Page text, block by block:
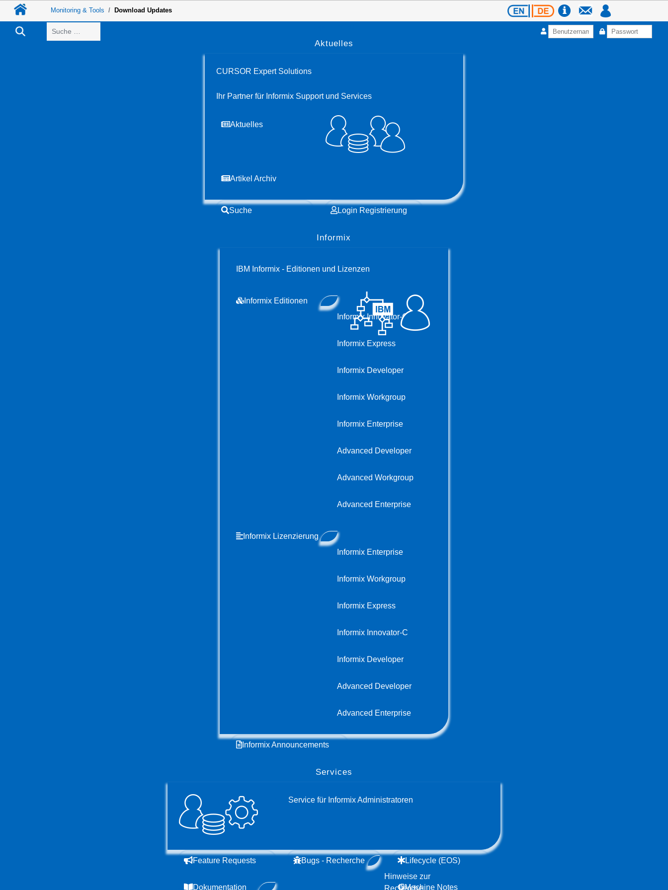
Monitoring & Tools Download Updates
Suchen
Aktuelles
CURSOR Expert Solutions
Ihr Partner für Informix Support und Services
Aktuelles
Artikel Archiv
Suche Login Registrierung
Informix
IBM Informix - Editionen und Lizenzen
Informix Editionen
Informix Innovator-C
Informix Express
Informix Developer
Informix Workgroup
Informix Enterprise
Advanced Developer
Advanced Workgroup
Advanced Enterprise
Informix Lizenzierung
Informix Enterprise
Informix Workgroup
Informix Express
Informix Innovator-C
Informix Developer
Advanced Developer
Advanced Enterprise
Informix Announcements
Services
Service für Informix Administratoren
Feature Requests
Dokumentation
Bugs - Recherche
Hinweise zur
Recherche
Lifecycle (EOS)
Machine Notes